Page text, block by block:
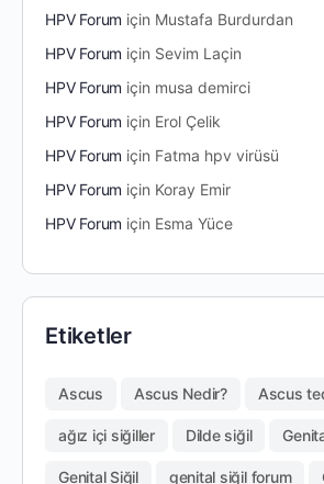
HPV Forum için Mustafa Burdurdan
HPV Forum için Sevim Laçin
HPV Forum için musa demirci
HPV Forum için Erol Çelik
HPV Forum için Fatma hpv virüsü
HPV Forum için Koray Emir
HPV Forum için Esma Yüce
Etiketler
Ascus Ascus Nedir? Ascus
ağız içi siğiller Dilde siğil
Genital Siğil genital siğil forum